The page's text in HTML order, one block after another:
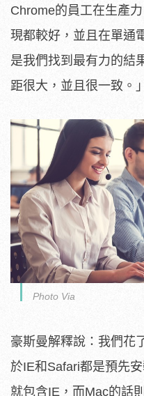
Chrome的員工在生產
現都較好，並且在單通
是我們找到最有力的結
距很大，並且很一致。」
Photo Via
豪斯曼解釋說：我們花
於IE和Safari都是預先
就包含IE，而Mac的話